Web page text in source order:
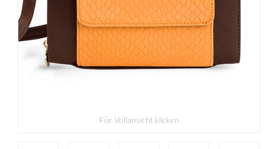
Für Vollansicht klicken